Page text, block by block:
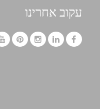
עקוב אחרינו